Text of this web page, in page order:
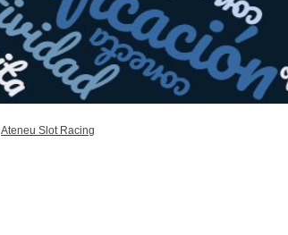
Ateneu Slot Racing